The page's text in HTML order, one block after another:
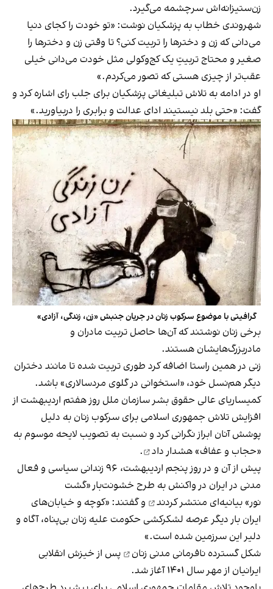
زن‌ستیزانه‌اش سرچشمه می‌گیرد.
شهروندی خطاب به پزشکیان نوشت: «تو خودت را کجای دنیا
می‌دانی که زن و دخترها را تربیت کنی؟ تا وقتی زن و دخترها را
صغیر و محتاج تربیتِ یک کج‌وکولی مثل خودت می‌دانی خیلی
عقب‌تر از چیزی هستی که تصور می‌کردم.»
او در ادامه به تلاش تبلیغاتی پزشکیان برای جلب رای اشاره کرد و
گفت: «حتی بلد نیستیند ادای عدالت و برابری را دربیاورید.»
گرافیتی با موضوع سرکوب زنان در جریان جنبش «زن، زندگی، آزادی»
برخی زنان نوشتند که آن‌ها حاصل تربیت مادران و
مادربزرگ‌هایشان هستند.
زنی در همین راستا اضافه کرد طوری تربیت شده تا مانند دختران
دیگر هم‌نسل خود، «استخوانی در گلوی مردسالاری» باشد.
کمیساریای عالی حقوق بشر سازمان ملل روز هفتم اردیبهشت از
افزایش تلاش جمهوری اسلامی برای سرکوب زنان به دلیل
پوشش آنان ابراز نگرانی کرد و نسبت به تصویب لایحه موسوم به
«حجاب و عفاف»هشدار داد
.
پیش از آن و در روز پنجم اردیبهشت، ۹۶ زندانی سیاسی و فعال
مدنی در ایران در واکنش به طرح خشونت‌بار «گشت
نور»بیانیه‌ای منتشر کردند
و گفتند: «کوچه و خیابان‌های
ایران بار دیگر عرصه لشکرکشی حکومت علیه زنان بی‌پناه، آگاه و
دلیر این سرزمین شده است.»
شکل گسترده نافرمانی مدنی زنان
پس از خیزش انقلابی
ایرانیان از مهر سال ۱۴۰۱ آغاز شد.